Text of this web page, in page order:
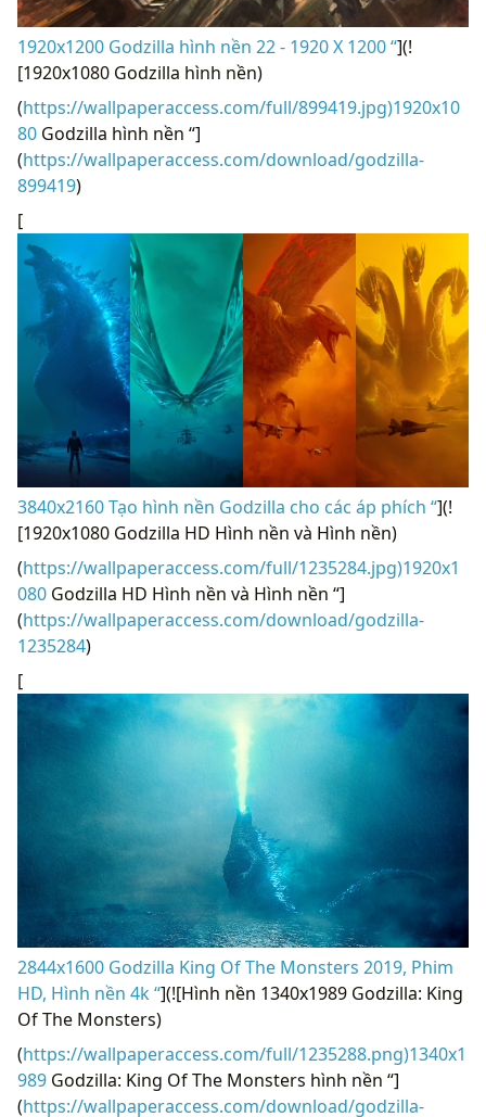
1920x1200 Godzilla hình nền 22 - 1920 X 1200 “](!
[1920x1080 Godzilla hình nền)
(https://wallpaperaccess.com/full/899419.jpg)1920x10
80 Godzilla hình nền “]
(https://wallpaperaccess.com/download/godzilla-
899419)
[
3840x2160 Tạo hình nền Godzilla cho các áp phích “](!
[1920x1080 Godzilla HD Hình nền và Hình nền)
(https://wallpaperaccess.com/full/1235284.jpg)1920x1
080 Godzilla HD Hình nền và Hình nền “]
(https://wallpaperaccess.com/download/godzilla-
1235284)
[
2844x1600 Godzilla King Of The Monsters 2019, Phim
HD, Hình nền 4k “](![Hình nền 1340x1989 Godzilla: King
Of The Monsters)
(https://wallpaperaccess.com/full/1235288.png)1340x1
989 Godzilla: King Of The Monsters hình nền “]
(https://wallpaperaccess.com/download/godzilla-